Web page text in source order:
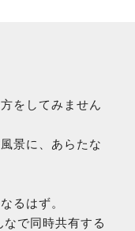
をしてみません
景に、あらたな
るはず。
で同時共有する